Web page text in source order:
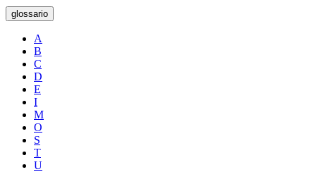
glossario
A
B
C
D
E
I
M
O
S
T
U